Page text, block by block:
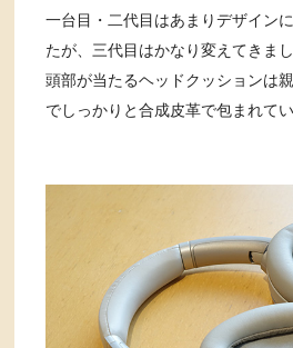
一台目・二代目はあまりデザイン
たが、三代目はかなり変えてきまし
頭部が当たるヘッドクッションは
でしっかりと合成皮革で包まれてい